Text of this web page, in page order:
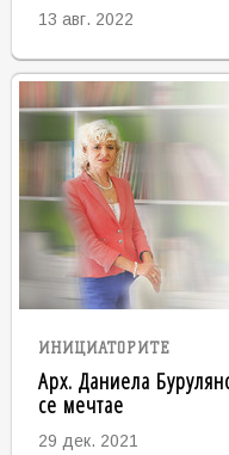
13 авг. 2022
ИНИЦИАТОРИТЕ
Арх. Даниела
се мечтае
29 дек. 2021